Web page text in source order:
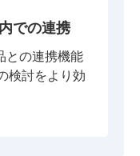
での連携
との連携機能
検討をより効